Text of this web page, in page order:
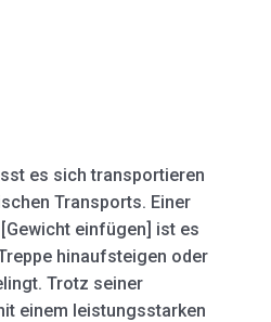
es sich transportieren
Transports. Einer
einfügen] ist es
hinaufsteigen oder
Trotz seiner
einem leistungsstarken